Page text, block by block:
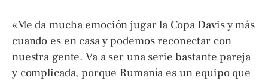
«Me da mucha emoción jugar la Copa Davis y más
cuando es en casa y podemos reconectar con
nuestra gente. Va a ser una serie bastante pareja
y complicada, porque Rumanía es un equipo que